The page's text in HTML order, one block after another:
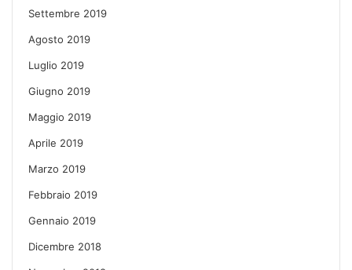
Settembre 2019
Agosto 2019
Luglio 2019
Giugno 2019
Maggio 2019
Aprile 2019
Marzo 2019
Febbraio 2019
Gennaio 2019
Dicembre 2018